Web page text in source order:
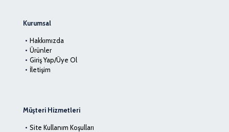
Kurumsal
Hakkımızda
Ürünler
Giriş Yap/Üye Ol
İletişim
Müşteri Hizmetleri
Site Kullanım Koşulları